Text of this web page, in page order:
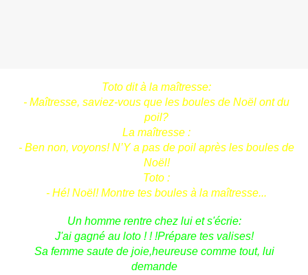
Toto dit à la maîtresse:
- Maîtresse, saviez-vous que les boules de Noël ont du
poil?
La maîtresse :
- Ben non, voyons! N’Y a pas de poil après les boules de
Noël!
Toto :
- Hé! Noël! Montre tes boules à la maîtresse...
Un homme rentre chez lui et s'écrie:
J'ai gagné au loto ! ! !Prépare tes valises!
Sa femme saute de joie,heureuse comme tout, lui
demande